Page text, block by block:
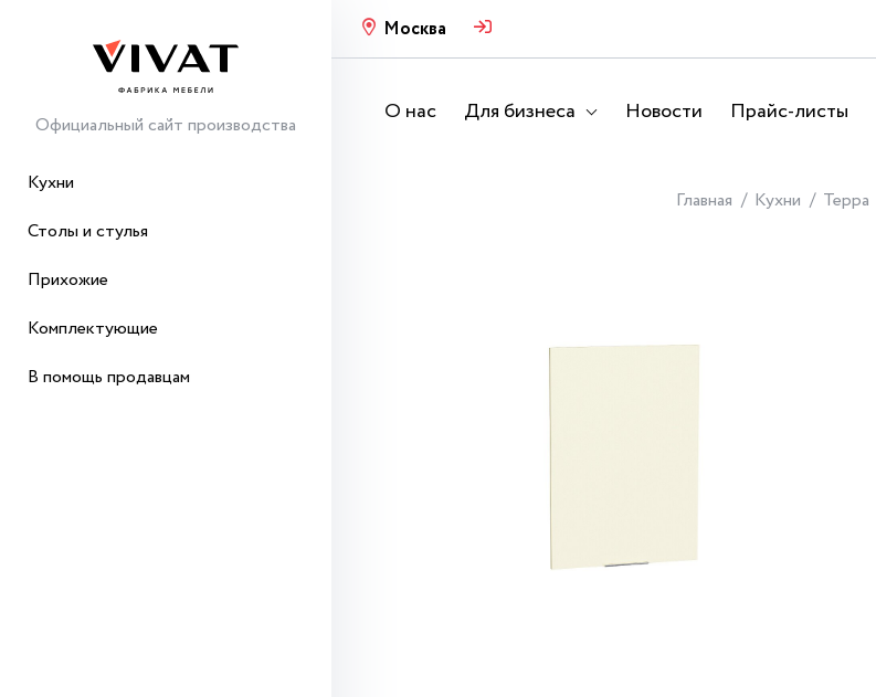
Официальный сайт производства
Кухни
Столы и стулья
Прихожие
Комплектующие
В помощь продавцам
Москва
О нас Для бизнеса Новости Прайс-листы
Главная Кухни Терра